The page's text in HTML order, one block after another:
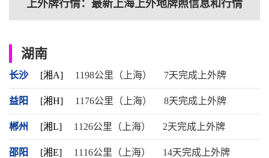
上外牌行情：最新上海上外地牌照信息和行情
湖南
长沙 [湘A] 1198公里（上海） 7天完成上外牌
益阳 [湘H] 1176公里（上海） 8天完成上外牌
郴州 [湘L] 1126公里（上海） 2天完成上外牌
邵阳 [湘E] 1116公里（上海） 14天完成上外牌